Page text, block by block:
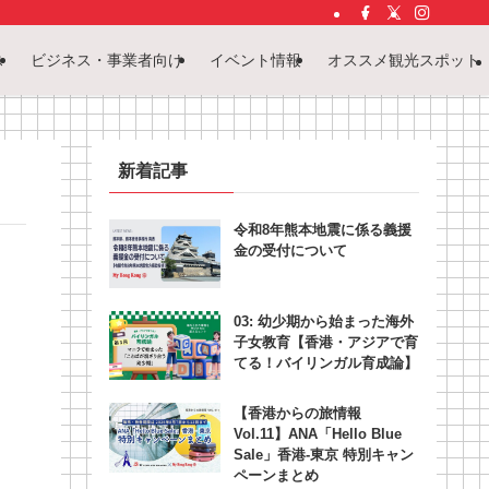
ビジネス・事業者向け イベント情報 オススメ観光スポット
新着記事
令和8年熊本地震に係る義援
金の受付について
03: 幼少期から始まった海外
子女教育【香港・アジアで育
てる！バイリンガル育成論】
【香港からの旅情報
Vol.11】ANA「Hello Blue
Sale」香港‐東京 特別キャン
ペーンまとめ